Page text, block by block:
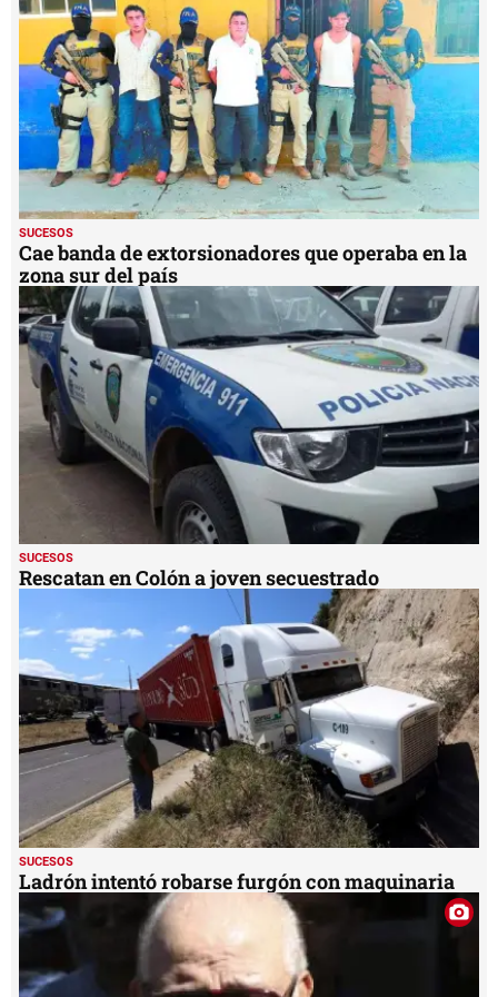
40
seconds
SUCESOS
Cae banda de extorsionadores que operaba en la
zona sur del país
SUCESOS
Rescatan en Colón a joven secuestrado
SUCESOS
Ladrón intentó robarse furgón con maquinaria